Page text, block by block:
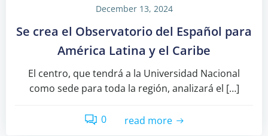
December 13, 2024
Se crea el Observatorio del Español para
América Latina y el Caribe
El centro, que tendrá a la Universidad Nacional
como sede para toda la región, analizará el […]
0 read more